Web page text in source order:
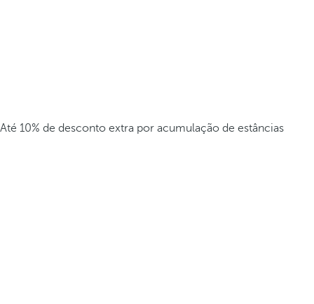
Até 10% de desconto extra por acumulação de estâncias